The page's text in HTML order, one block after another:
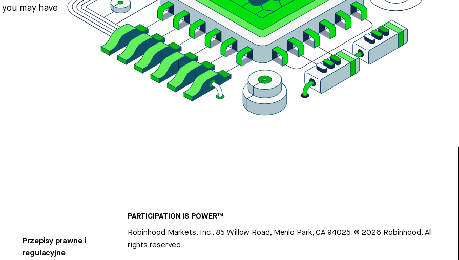
may have
Przepisy prawne i
regulacyjne
PARTICIPATION IS POWER™
Robinhood Markets, Inc., 85 Willow Road, Menlo Park, CA 94025.©2026 Robinhood. All
rights reserved.